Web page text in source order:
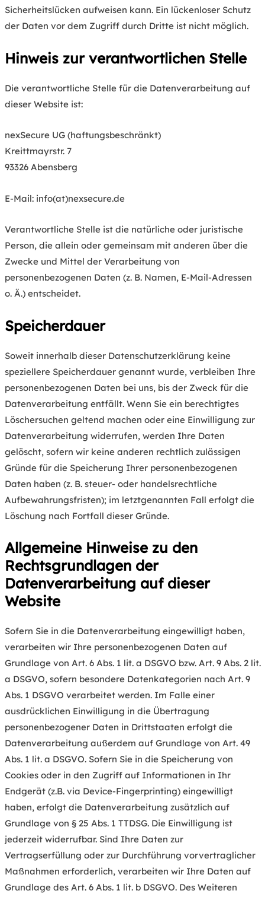
Sicherheitslücken aufweisen kann. Ein lückenloser Schutz
der Daten vor dem Zugriff durch Dritte ist nicht möglich.
Hinweis zur verantwortlichen Stelle
Die verantwortliche Stelle für die Datenverarbeitung auf
dieser Website ist:
nexSecure UG (haftungsbeschränkt)
Kreittmayrstr. 7
93326 Abensberg
E-Mail: info(at)nexsecure.de
Verantwortliche Stelle ist die natürliche oder juristische
Person, die allein oder gemeinsam mit anderen über die
Zwecke und Mittel der Verarbeitung von
personenbezogenen Daten (z. B. Namen, E-Mail-Adressen
o. Ä.) entscheidet.
Speicherdauer
Soweit innerhalb dieser Datenschutzerklärung keine
speziellere Speicherdauer genannt wurde, verbleiben Ihre
personenbezogenen Daten bei uns, bis der Zweck für die
Datenverarbeitung entfällt. Wenn Sie ein berechtigtes
Löschersuchen geltend machen oder eine Einwilligung zur
Datenverarbeitung widerrufen, werden Ihre Daten
gelöscht, sofern wir keine anderen rechtlich zulässigen
Gründe für die Speicherung Ihrer personenbezogenen
Daten haben (z. B. steuer- oder handelsrechtliche
Aufbewahrungsfristen); im letztgenannten Fall erfolgt die
Löschung nach Fortfall dieser Gründe.
Allgemeine Hinweise zu den
Rechtsgrundlagen der
Datenverarbeitung auf dieser
Website
Sofern Sie in die Datenverarbeitung eingewilligt haben,
verarbeiten wir Ihre personenbezogenen Daten auf
Grundlage von Art. 6 Abs. 1 lit. a DSGVO bzw. Art. 9 Abs. 2 lit.
a DSGVO, sofern besondere Datenkategorien nach Art. 9
Abs. 1 DSGVO verarbeitet werden. Im Falle einer
ausdrücklichen Einwilligung in die Übertragung
personenbezogener Daten in Drittstaaten erfolgt die
Datenverarbeitung außerdem auf Grundlage von Art. 49
Abs. 1 lit. a DSGVO. Sofern Sie in die Speicherung von
Cookies oder in den Zugriff auf Informationen in Ihr
Endgerät (z.B. via Device-Fingerprinting) eingewilligt
haben, erfolgt die Datenverarbeitung zusätzlich auf
Grundlage von § 25 Abs. 1 TTDSG. Die Einwilligung ist
jederzeit widerrufbar. Sind Ihre Daten zur
Vertragserfüllung oder zur Durchführung vorvertraglicher
Maßnahmen erforderlich, verarbeiten wir Ihre Daten auf
Grundlage des Art. 6 Abs. 1 lit. b DSGVO. Des Weiteren